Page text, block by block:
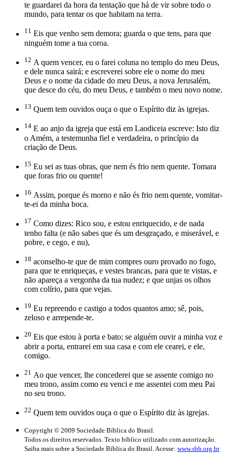
te guardarei da hora da tentação que há de vir sobre todo o
mundo, para tentar os que habitam na terra.
11 Eis que venho sem demora; guarda o que tens, para que
ninguém tome a tua coroa.
12 A quem vencer, eu o farei coluna no templo do meu Deus,
e dele nunca sairá; e escreverei sobre ele o nome do meu
Deus e o nome da cidade do meu Deus, a nova Jerusalém,
que desce do céu, do meu Deus, e também o meu novo nome.
13 Quem tem ouvidos ouça o que o Espírito diz às igrejas.
14 E ao anjo da igreja que está em Laodiceia escreve: Isto diz
o Amém, a testemunha fiel e verdadeira, o princípio da
criação de Deus.
15 Eu sei as tuas obras, que nem és frio nem quente. Tomara
que foras frio ou quente!
16 Assim, porque és morno e não és frio nem quente, vomitar-
te-ei da minha boca.
17 Como dizes: Rico sou, e estou enriquecido, e de nada
tenho falta (e não sabes que és um desgraçado, e miserável, e
pobre, e cego, e nu),
18 aconselho-te que de mim compres ouro provado no fogo,
para que te enriqueças, e vestes brancas, para que te vistas, e
não apareça a vergonha da tua nudez; e que unjas os olhos
com colírio, para que vejas.
19 Eu repreendo e castigo a todos quantos amo; sê, pois,
zeloso e arrepende-te.
20 Eis que estou à porta e bato; se alguém ouvir a minha voz e
abrir a porta, entrarei em sua casa e com ele cearei, e ele,
comigo.
21 Ao que vencer, lhe concederei que se assente comigo no
meu trono, assim como eu venci e me assentei com meu Pai
no seu trono.
22 Quem tem ouvidos ouça o que o Espírito diz às igrejas.
Copyright © 2009 Sociedade Bíblica do Brasil.
Todos os direitos reservados. Texto bíblico utilizado com autorização.
Saiba mais sobre a Sociedade Bíblica do Brasil. Acesse: www.sbb.org.br